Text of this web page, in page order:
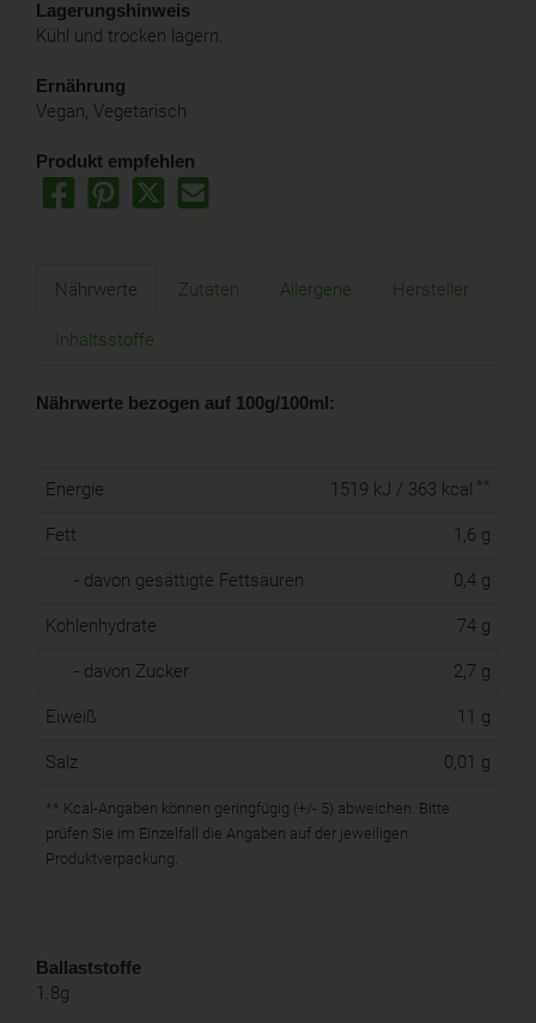
Lagerungshinweis
Kühl und trocken lagern.
Ernährung
Vegan, Vegetarisch
Produkt empfehlen
Nährwerte Zutaten Allergene Hersteller
Inhaltsstoffe
Nährwerte bezogen auf 100g/100ml:
Energie 1519 kJ / 363 kcal **
Fett 1,6 g
- davon gesättigte Fettsäuren 0,4 g
Kohlenhydrate 74 g
- davon Zucker 2,7 g
Eiweiß 11 g
Salz 0,01 g
** Kcal-Angaben können geringfügig (+/- 5) abweichen. Bitte
prüfen Sie im Einzelfall die Angaben auf der jeweiligen
Produktverpackung.
Ballaststoffe
1.8g